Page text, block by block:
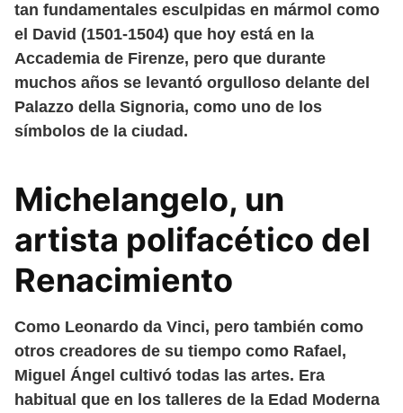
tan fundamentales esculpidas en mármol como
el David (1501-1504) que hoy está en la
Accademia de Firenze, pero que durante
muchos años se levantó orgulloso delante del
Palazzo della Signoria, como uno de los
símbolos de la ciudad.
Michelangelo, un
artista polifacético del
Renacimiento
Como Leonardo da Vinci, pero también como
otros creadores de su tiempo como Rafael,
Miguel Ángel cultivó todas las artes. Era
habitual que en los talleres de la Edad Moderna